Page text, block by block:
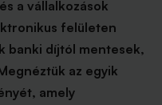
a vállalkozások
felületen
banki díjtól mentesek,
az egyik
amely